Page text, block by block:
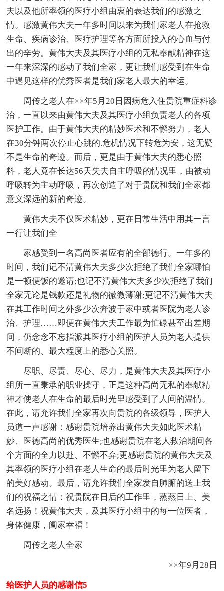
夫以及他所率领的医疗小组由衷的表达我们的感激之
情。感激黄伟大夫一年多时间以来为我们家老人在抢救
生命、疾病诊治、医疗护理等各方面所投入的心血与付
出的辛劳。黄伟大夫及其医疗小组的无私奉献精神在这
一年来深深的感动了我们全家，更让我们感受到在生命
中遇见这样的优秀医者是我们家老人最大的幸运。
周传之老人在××年5月20日因病危入住贵院重症科诊
治，一直以来由黄伟大夫及其医疗小组负责老人的各项
医护工作。由于黄伟大夫的精妙医术和不懈努力，老人
在30分钟两次停止心跳的.危机情况下转危为安，这无疑
不是生命的奇迹。而后，更是由于黄伟大夫的悉心照
料，老人竟在长达56天失去自主呼吸的情况里，由被动
呼吸转为主动呼吸，再次创造了对于贵院和我们全家都
意义深远的新的奇迹。
黄伟大夫不仅医术精妙，更在日常生活中用其一言
一行让我们全
家感受到一名高尚医者应有的全部德行。一年多的
时间，我们记不清黄伟大夫多少次拒绝了我们全家哪怕
是一顿便饭的邀请;也记不清黄伟大夫多少次拒绝了我们
全家无论是钱款还是礼物的微微薄谢;更记不清黄伟大夫
在其工作时间之外多少次奔波于家中或者医院为老人诊
治、护理……即便在黄伟大夫工作最为忙碌甚至出差期
间，仍念念不忘指派其医疗小组的医护人员为老人提供
不间断的、最大程度上的悉心关照。
尽职、尽责、尽心、尽力，是黄伟大夫及其医疗小
组所一直秉承的职业操守，正是这种高尚无私的奉献精
神才使老人在生命的最后时光里感受到了人间的温情。
在此，请允许我们全家再次向贵院的各级领导，医护人
员道一声感谢：感谢贵院培养出黄伟大夫如此医术精
妙、医德高尚的优秀医生;也感谢贵院在老人救治期间各
个方面的全力以赴、不懈不弃;更感谢贵院的黄伟大夫及
其率领的医疗小组在老人生命的最后时光里为老人留下
的美好感动。最后，请允许我们全家发自肺腑的送上我
们的祝福之情：祝贵院在日后的工作里，蒸蒸日上、美
名远扬！祝黄伟大夫，及其医疗小组中的每一位医者，
身体健康，阖家幸福！
周传之老人全家
××年9月28日
给医护人员的感谢信5